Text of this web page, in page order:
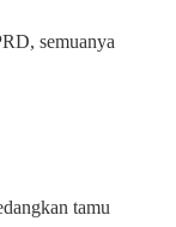
semuanya
tamu